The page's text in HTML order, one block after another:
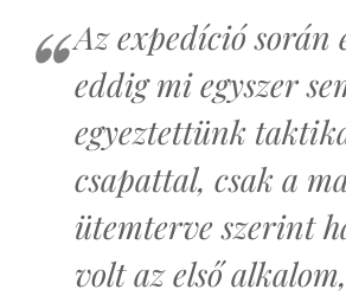
Az expedíció során
eddig mi egyszer
egyeztettünk
csapattal, csak a
ütemterve szerint
volt az első